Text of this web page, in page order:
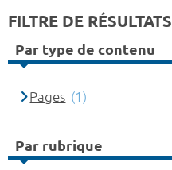
FILTRE DE RÉSULTATS
Par type de contenu
Pages (1)
Par rubrique